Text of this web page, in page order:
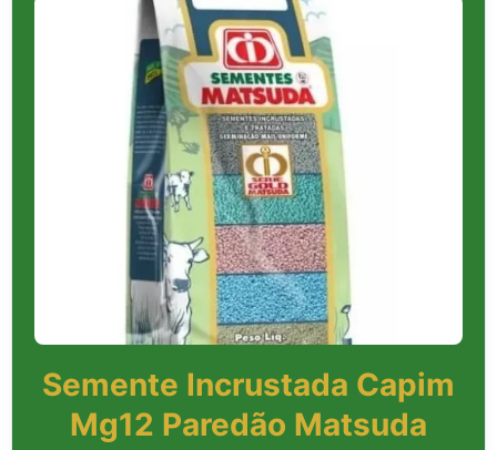
Semente Incrustada Capim
Mg12 Paredão Matsuda